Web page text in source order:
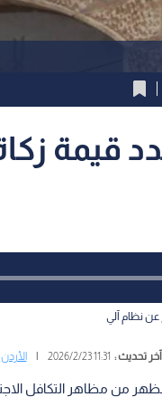
قيمة
نظام آلي
آخر تحديث : 11:31 2026/2/23 الأردن
من مظاهر التكافل